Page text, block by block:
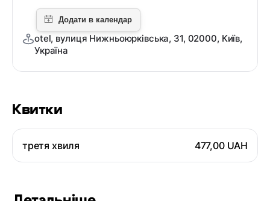
Квитки
третя хвиля 477,00 UAH
otel, вулиця Нижньоюрківська, 31, 02000, Київ,
Україна